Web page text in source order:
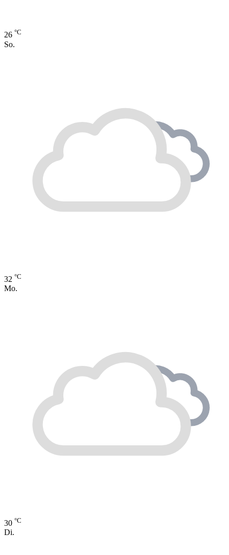
26 °C
So.
32 °C
Mo.
30 °C
Di.